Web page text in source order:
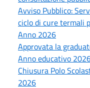
Avviso Pubblico:
ciclo di cure termali
Anno 2026
Approvata la
Anno educativo
Chiusura Polo
2026